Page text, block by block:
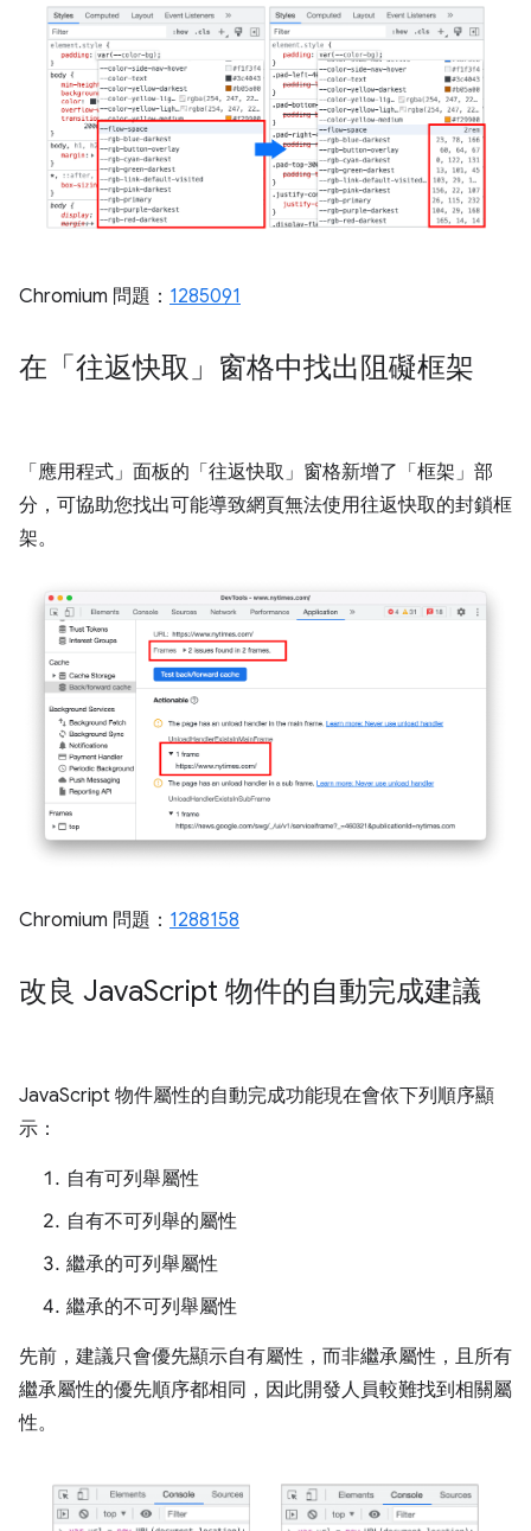
Chromium 問題： 1285091
在「往返快取」窗格中找出阻礙框架
「應用程式」面板的「往返快取」 窗格新增了「框架」 部
分，可協助您找出可能導致網頁無法使用往返快取的封鎖框
架。
Chromium 問題： 1288158
改良 JavaScript 物件的自動完成建議
JavaScript 物件屬性的自動完成功能現在會依下列順序顯
示：
自有可列舉屬性
自有不可列舉的屬性
繼承的可列舉屬性
繼承的不可列舉屬性
先前，建議只會優先顯示自有屬性，而非繼承屬性，且所有
繼承屬性的優先順序都相同，因此開發人員較難找到相關屬
性。